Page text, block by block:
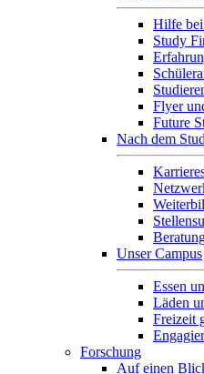
Hilfe
Study
Flyer
Future
Nach dem
Unser Campus
Essen
Läden
Freizeit
Forschung
Auf einen